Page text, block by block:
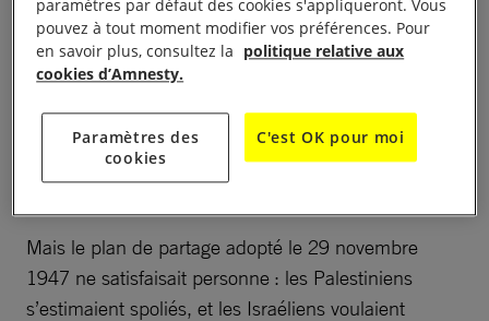
l’expliquer ?
Xavier Guignard :L’idée d’un partage du territoire
Britanniques, alors puissance mandataire, ont dû
faire face à la révolte palestinienne déclenchée par
l’expansion du projet sioniste.
Mais le plan de partage adopté le 29 novembre
1947 ne satisfaisait personne : les Palestiniens
s’estimaient spoliés, et les Israéliens voulaient
paramètres par défaut des cookies s'appliqueront. Vous
pouvez à tout moment modifier vos préférences. Pour
en savoir plus, consultez la politique relative aux
cookies d’Amnesty.
Paramètres des
cookies
C'est OK pour moi